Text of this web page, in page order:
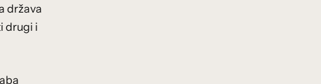
država
drugi i